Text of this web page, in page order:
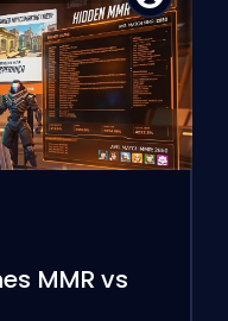
MMR vs